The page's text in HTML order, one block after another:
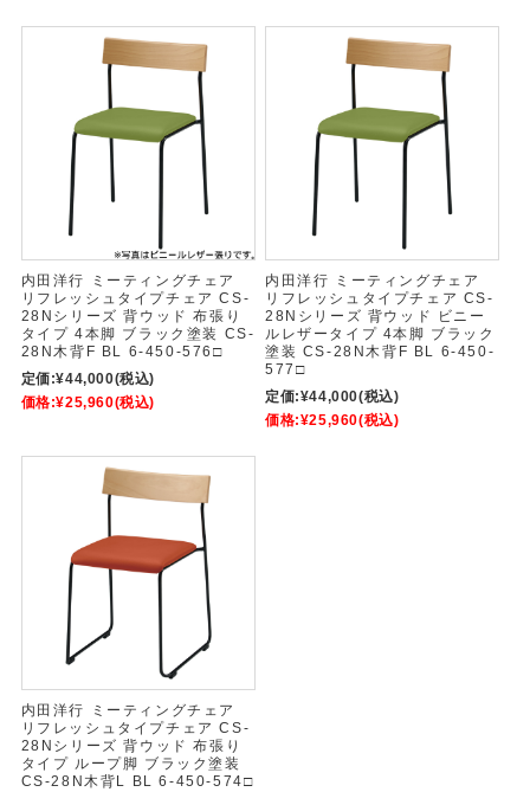
内田洋行 ミーティングチェア
リフレッシュタイプチェア CS-
28Nシリーズ 背ウッド 布張り
タイプ 4本脚 ブラック塗装 CS-
28N木背F BL 6-450-576□
定価:¥44,000(税込)
価格:¥25,960(税込)
内田洋行 ミーティングチェア
リフレッシュタイプチェア CS-
28Nシリーズ 背ウッド ビニー
ルレザータイプ 4本脚 ブラック
塗装 CS-28N木背F BL 6-450-
577□
定価:¥44,000(税込)
価格:¥25,960(税込)
内田洋行 ミーティングチェア
リフレッシュタイプチェア CS-
28Nシリーズ 背ウッド 布張り
タイプ ループ脚 ブラック塗装
CS-28N木背L BL 6-450-574□